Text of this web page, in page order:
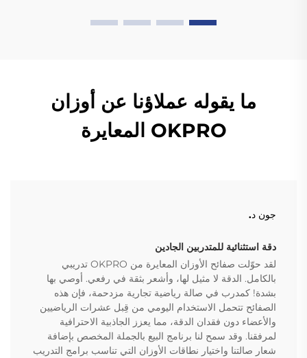
ما يقوله عملاؤنا عن أوزان
OKPRO المعايرة
جون د.
دقة استثنائية للمتدربين الجادين
لقد حوّلت صفائح الأوزان المعايرة من OKPRO تدريبي
بالكامل. الدقة لا مثيل لها، وأشعر بثقة في رفعي. أوصي بها
بشدة! كمدرب في صالة رياضية تجارية مزدحمة، فإن هذه
الصفائح تتحمل الاستخدام اليومي من قِبل عشرات الرياضيين
والأعضاء دون فقدان الدقة، مما يعزز الجاذبية الاحترافية
لمرفقنا. وقد سمح لنا برنامج البيع بالجملة المخصص بإضافة
شعار صالتنا واختيار نطاقات الأوزان التي تناسب برامج التدريب